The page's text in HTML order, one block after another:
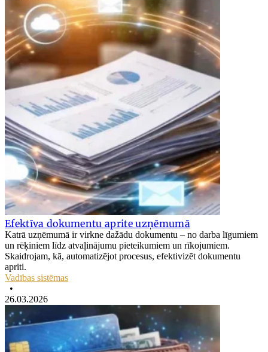
Efektīva dokumentu aprite uzņēmumā
Katrā uzņēmumā ir virkne dažādu dokumentu – no darba līgumiem
un rēķiniem līdz atvaļinājumu pieteikumiem un rīkojumiem.
Skaidrojam, kā, automatizējot procesus, efektivizēt dokumentu
apriti.
Vadības sistēmas
•
26.03.2026